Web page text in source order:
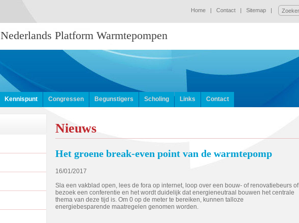
Home | Contact | Sitemap |
Nederlands Platform Warmtepompen
Kennispunt Congressen Begunstigers Scholing Links Contact
Nieuws
Het groene break-even point van de warmtepomp
16/01/2017
Sla een vakblad open, lees de fora op internet, loop over een bouw- of renovatiebeurs of
bezoek een conferentie en het wordt duidelijk dat energieneutraal bouwen het centrale
thema van deze tijd is. Om 0 op de meter te bereiken, kunnen talloze
energiebesparende maatregelen genomen worden.